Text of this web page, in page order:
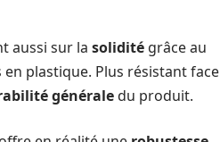
aussi sur la solidité grâce au
plastique. Plus résistant face
généraledu produit.